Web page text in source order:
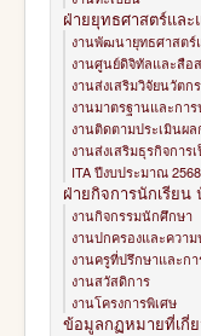
ฝ่ายยุทธศาสตร์และ
งานพัฒนายุทธศาสตร์
งานศูนย์ดิจิทัลและสือ
งานส่งเสริมวิจัยนวัตก
งานมาตรฐานและกา
งานติดตามประเมินผ
งานส่งเสริมธุรกิจการ
ITA ปีงบประมาณ 2568
ฝ่ายกิจการนักเรียน
งานกิจกรรมนักศึกษา
งานปกครองและควา
งานครูที่ปรึกษาและก
งานสวัสดิการ
งานโครงการพิเศษ
ข้อมูลกฏหมายที่เกี่